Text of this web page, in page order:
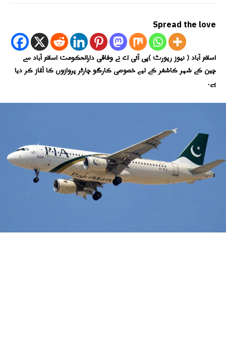
Spread the love
اسلام آباد ( نیوز رپورٹ )پی آئی اے نے وفاقی دارالحکومت اسلام آباد سے
چین کے شہر کاشغر کے لیے خصوصی کارگو چارٹر پروازوں کا آغاز کر دیا
ہے۔